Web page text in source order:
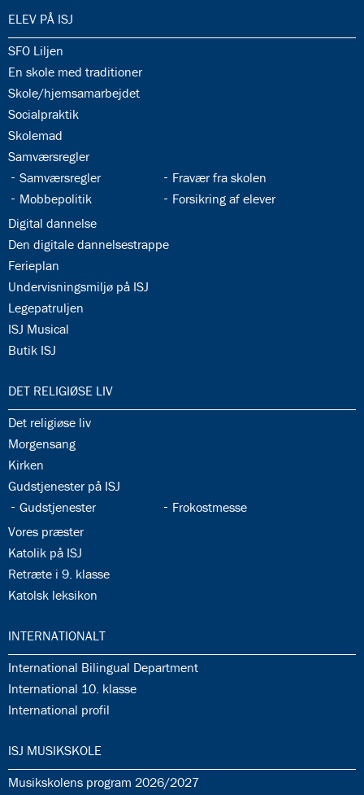
34.0:
ELEV PÅ ISJ
34.1:
SFO Liljen
34.2:
En skole med traditioner
34.3:
Skole/hjemsamarbejdet
34.4:
Socialpraktik
34.5:
Skolemad
34.6:
Samværsregler
34.7:
Samværsregler 34.8:
Fravær fra skolen
34.9:
Mobbepolitik 34.10:
Forsikring af elever
34.11:
Digital dannelse
34.12:
Den digitale dannelsestrappe
34.13:
Ferieplan
34.14:
Undervisningsmiljø på ISJ
34.15:
Legepatruljen
34.16:
ISJ Musical
34.17:
Butik ISJ
35.0:
DET RELIGIØSE LIV
35.1:
Det religiøse liv
35.2:
Morgensang
35.3:
Kirken
35.4:
Gudstjenester på ISJ
35.5:
Gudstjenester 35.6:
Frokostmesse
35.7:
Vores præster
35.8:
Katolik på ISJ
35.9:
Retræte i 9. klasse
35.10:
Katolsk leksikon
36.0:
INTERNATIONALT
36.1:
International Bilingual Department
36.2:
International 10. klasse
36.3:
International profil
37.0:
ISJ MUSIKSKOLE
37.1:
Musikskolens program 2026/2027